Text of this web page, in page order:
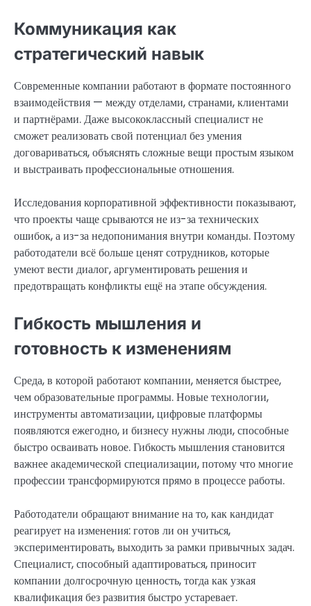
Коммуникация как
стратегический навык
Современные компании работают в формате постоянного
взаимодействия — между отделами, странами, клиентами
и партнёрами. Даже высококлассный специалист не
сможет реализовать свой потенциал без умения
договариваться, объяснять сложные вещи простым языком
и выстраивать профессиональные отношения.
Исследования корпоративной эффективности показывают,
что проекты чаще срываются не из-за технических
ошибок, а из-за недопонимания внутри команды. Поэтому
работодатели всё больше ценят сотрудников, которые
умеют вести диалог, аргументировать решения и
предотвращать конфликты ещё на этапе обсуждения.
Гибкость мышления и
готовность к изменениям
Среда, в которой работают компании, меняется быстрее,
чем образовательные программы. Новые технологии,
инструменты автоматизации, цифровые платформы
появляются ежегодно, и бизнесу нужны люди, способные
быстро осваивать новое. Гибкость мышления становится
важнее академической специализации, потому что многие
профессии трансформируются прямо в процессе работы.
Работодатели обращают внимание на то, как кандидат
реагирует на изменения: готов ли он учиться,
экспериментировать, выходить за рамки привычных задач.
Специалист, способный адаптироваться, приносит
компании долгосрочную ценность, тогда как узкая
квалификация без развития быстро устаревает.